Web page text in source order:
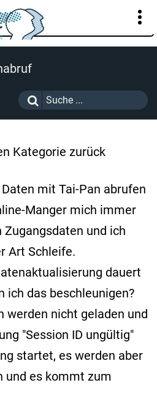
Kategorie zurück
mit Tai-Pan abrufen
Manger mich immer
und ich
Art Schleife.
dauert
ich das beschleunigen?
werden nicht geladen und
"Session ID ungültig"
startet, es werden aber
und es kommt zum